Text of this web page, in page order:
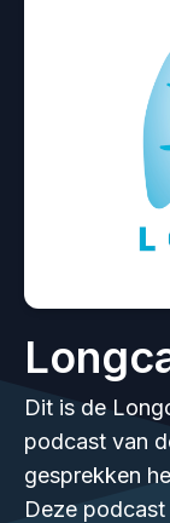
Dit is de
podcast van
gesprekken
Deze